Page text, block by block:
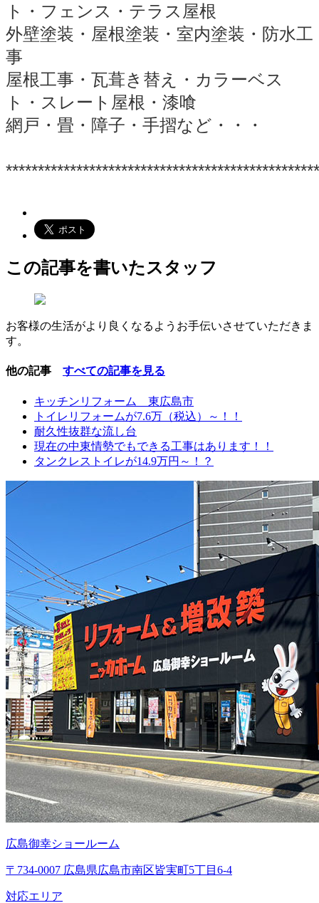
ト・フェンス・テラス屋根
外壁塗装・屋根塗装・室内塗装・防水工
事
屋根工事・瓦葺き替え・カラーベス
ト・スレート屋根・漆喰
網戸・畳・障子・手摺など・・・
この記事を書いたスタッフ
お客様の生活がより良くなるようお手伝いさせていただきま
す。
他の記事 すべての記事を見る
キッチンリフォーム 東広島市
トイレリフォームが7.6万（税込）～！！
耐久性抜群な流し台
現在の中東情勢でもできる工事はあります！！
タンクレストイレが14.9万円～！？
広島御幸ショールーム
〒734-0007 広島県広島市南区皆実町5丁目6-4
対応エリア